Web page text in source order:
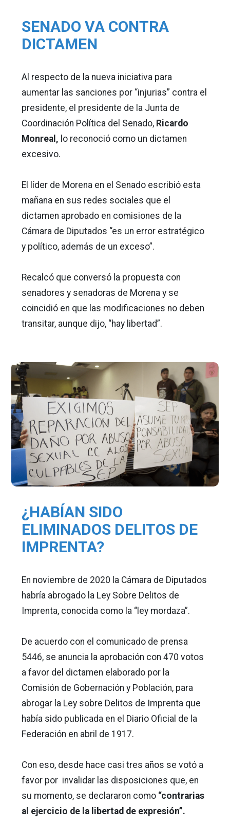
SENADO VA CONTRA
DICTAMEN
Al respecto de la nueva iniciativa para
aumentar las sanciones por “injurias” contra el
presidente, el presidente de la Junta de
Coordinación Política del Senado, Ricardo
Monreal, lo reconoció como un dictamen
excesivo.
El líder de Morena en el Senado escribió esta
mañana en sus redes sociales que el
dictamen aprobado en comisiones de la
Cámara de Diputados “es un error estratégico
y político, además de un exceso”.
Recalcó que conversó la propuesta con
senadores y senadoras de Morena y se
coincidió en que las modificaciones no deben
transitar, aunque dijo, “hay libertad”.
¿HABÍAN SIDO
ELIMINADOS DELITOS DE
IMPRENTA?
En noviembre de 2020 la Cámara de Diputados
habría abrogado la Ley Sobre Delitos de
Imprenta, conocida como la “ley mordaza”.
De acuerdo con el comunicado de prensa
5446, se anuncia la aprobación con 470 votos
a favor del dictamen elaborado por la
Comisión de Gobernación y Población, para
abrogar la Ley sobre Delitos de Imprenta que
había sido publicada en el Diario Oficial de la
Federación en abril de 1917.
Con eso, desde hace casi tres años se votó a
favor por invalidar las disposiciones que, en
su momento, se declararon como “contrarias
al ejercicio de la libertad de expresión”.